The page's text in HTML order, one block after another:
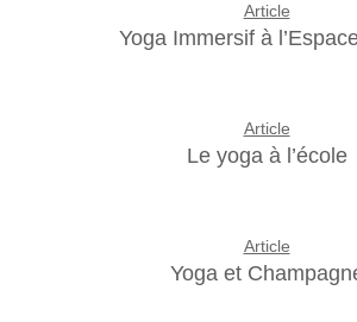
Article
Yoga Immersif à
Article
Le yoga à l’école
Article
Yoga et